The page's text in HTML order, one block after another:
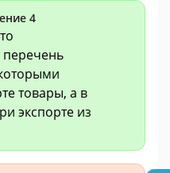
4
товары, а в
экспорте из